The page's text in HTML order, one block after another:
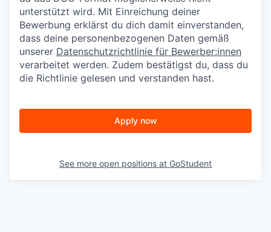
unterstützt wird. Mit Einreichung deiner
Bewerbung erklärst du dich damit einverstanden,
dass deine personenbezogenen Daten gemäß
unserer Datenschutzrichtlinie für Bewerber:innen
verarbeitet werden. Zudem bestätigst du, dass du
die Richtlinie gelesen und verstanden hast.
Apply now
See more open positions at GoStudent